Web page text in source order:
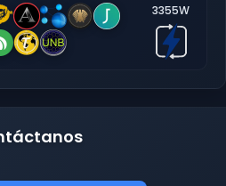
3355W